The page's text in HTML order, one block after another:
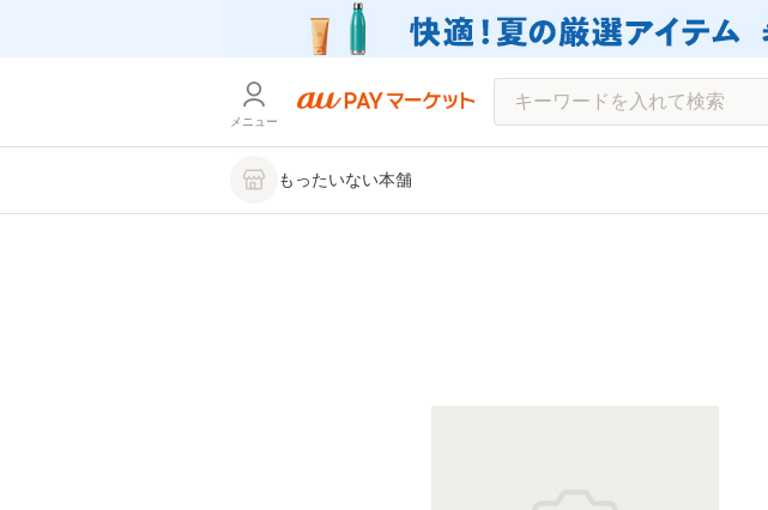
メニュー
もったいない本舗